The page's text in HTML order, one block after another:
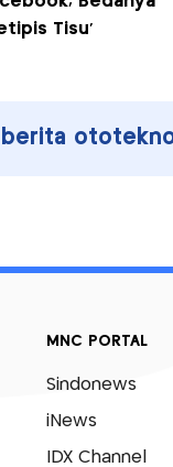
Tisu'
berita
MNC PORTAL
Sindonews
iNews
IDX Channel